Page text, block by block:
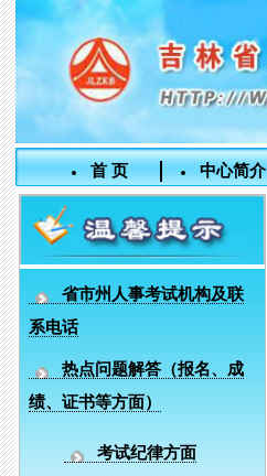
首 页 中心简介
省市州人事考试机构及联
系电话
热点问题解答（报名、成
绩、证书等方面）
考试纪律方面